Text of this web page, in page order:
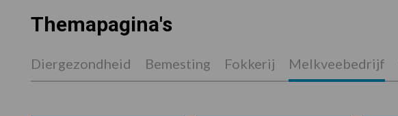
Themapagina's
Diergezondheid Bemesting Fokkerij Melkveebedrijf